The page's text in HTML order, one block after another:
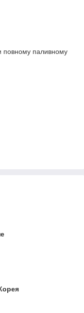
повному паливному